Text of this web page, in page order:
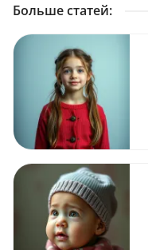
Больше статей: